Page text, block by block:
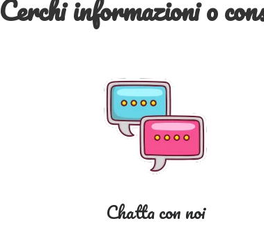
Cerchi informazioni o
Chatta con noi